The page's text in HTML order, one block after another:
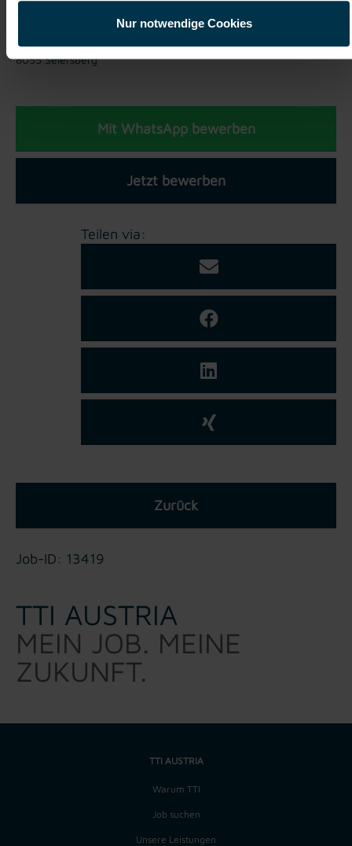
Nur notwendige Cookies
TTI Niederlassung Graz
Maria-Pfeiffer-Straße 2 im 1. OG
8055 Seiersberg
Mit WhatsApp bewerben
Jetzt bewerben
Teilen via:
Zurück
Job-ID: 13419
TTI AUSTRIA
MEIN JOB. MEINE
ZUKUNFT.
TTI AUSTRIA
Warum TTI
Job suchen
Unsere Leistungen